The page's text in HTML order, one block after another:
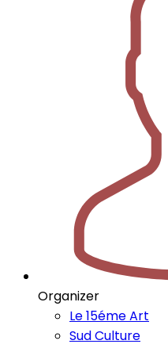
Organizer
Le 15éme Art
Sud Culture